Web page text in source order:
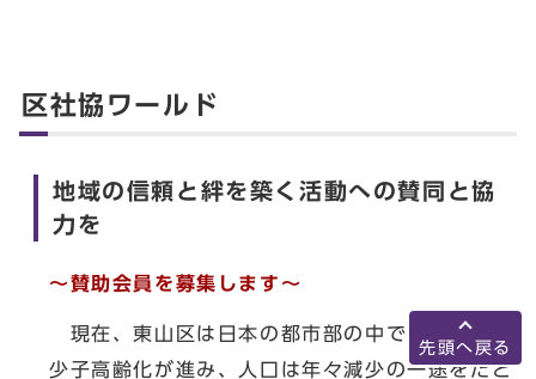
区社協ワールド
地域の信頼と絆を築く活動への賛同と協
力を
～賛助会員を募集します～
現在、東山区は日本の都市部の中でも、非常に
少子高齢化が進み、人口は年々減少の一途をたど
先頭へ戻る